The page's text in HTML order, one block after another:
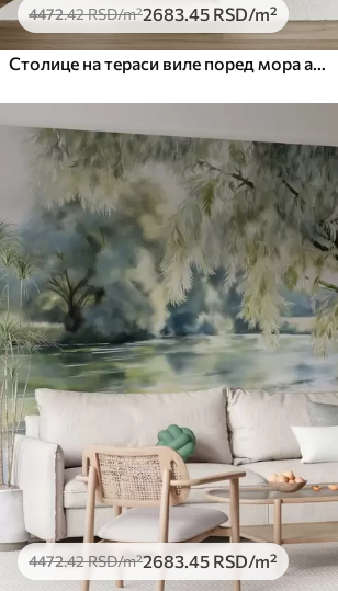
4472.42RSD/m²2683.45 RSD/m²
Столице на тераси виле поред мора акварел
4472.42RSD/m²2683.45 RSD/m²